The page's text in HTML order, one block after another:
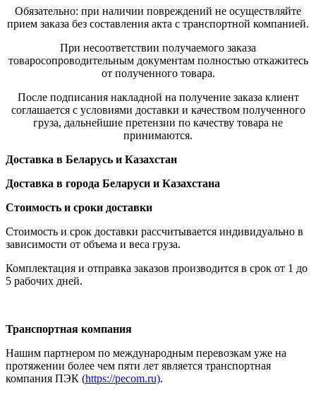
Обязательно: при наличии повреждений не осуществляйте
прием заказа без составления акта с транспортной компанией.
При несоответствии получаемого заказа
товаросопроводительным документам полностью откажитесь
от полученного товара.
После подписания накладной на получение заказа клиент
соглашается с условиями доставки и качеством полученного
груза, дальнейшие претензии по качеству товара не
принимаются.
Доставка в Беларусь и Казахстан
Доставка в города Беларуси и Казахстана
Стоимость и сроки доставки
Стоимость и срок доставки рассчитывается индивидуально в
зависимости от объема и веса груза.
Комплектация и отправка заказов производится в срок от 1 до
5 рабочих дней.
Транспортная компания
Нашим партнером по международным перевозкам уже на
протяжении более чем пяти лет является транспортная
компания ПЭК (https://pecom.ru).